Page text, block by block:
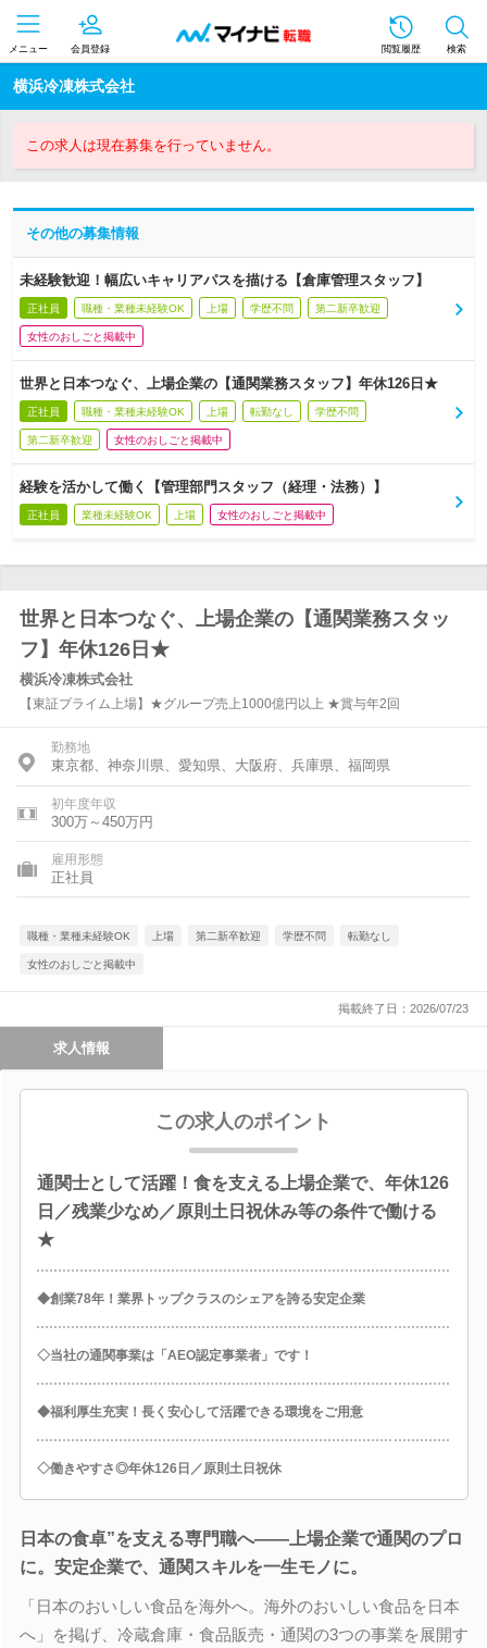
メニュー 会員登録 閲覧履歴 検索
横浜冷凍株式会社
この求人は現在募集を行っていません。
その他の募集情報
未経験歓迎！幅広いキャリアパスを描ける【倉庫管理スタッフ】
正社員 職種・業種未経験OK 上場 学歴不問 第二新卒歓迎
女性のおしごと掲載中
世界と日本つなぐ、上場企業の【通関業務スタッフ】年休126日★
正社員 職種・業種未経験OK 上場 転勤なし 学歴不問
第二新卒歓迎 女性のおしごと掲載中
経験を活かして働く【管理部門スタッフ（経理・法務）】
正社員 業種未経験OK 上場 女性のおしごと掲載中
世界と日本つなぐ、上場企業の【通関業務スタッ
フ】年休126日★
横浜冷凍株式会社
【東証プライム上場】★グループ売上1000億円以上 ★賞与年2回
勤務地
東京都、神奈川県、愛知県、大阪府、兵庫県、福岡県
初年度年収
300万～450万円
雇用形態
正社員
職種・業種未経験OK 上場 第二新卒歓迎 学歴不問 転勤なし
女性のおしごと掲載中
掲載終了日：2026/07/23
求人情報
この求人のポイント
通関士として活躍！食を支える上場企業で、年休126
日／残業少なめ／原則土日祝休み等の条件で働ける
★
◆創業78年！業界トップクラスのシェアを誇る安定企業
◇当社の通関事業は「AEO認定事業者」です！
◆福利厚生充実！長く安心して活躍できる環境をご用意
◇働きやすさ◎年休126日／原則土日祝休
日本の食卓”を支える専門職へ――上場企業で通関のプロ
に。安定企業で、通関スキルを一生モノに。
「日本のおいしい食品を海外へ。海外のおいしい食品を日本
へ」を掲げ、冷蔵倉庫・食品販売・通関の3つの事業を展開す